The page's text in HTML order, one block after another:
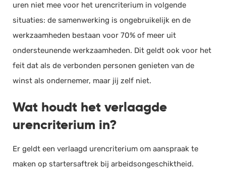
uren niet mee voor het urencriterium in volgende
situaties: de samenwerking is ongebruikelijk en de
werkzaamheden bestaan voor 70% of meer uit
ondersteunende werkzaamheden. Dit geldt ook voor het
feit dat als de verbonden personen genieten van de
winst als ondernemer, maar jij zelf niet.
Wat houdt het verlaagde
urencriterium in?
Er geldt een verlaagd urencriterium om aanspraak te
maken op startersaftrek bij arbeidsongeschiktheid.